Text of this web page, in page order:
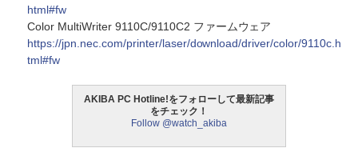
html#fw
Color MultiWriter 9110C/9110C2 ファームウェア
https://jpn.nec.com/printer/laser/download/driver/color/9110c.h
tml#fw
AKIBA PC Hotline!をフォローして最新記事
をチェック！
Follow @watch_akiba